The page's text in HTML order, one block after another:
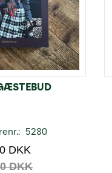
5280
DKK
DKK